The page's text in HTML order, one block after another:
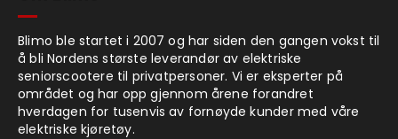
Blimo ble startet i 2007 og har siden den gangen vokst til
å bli Nordens største leverandør av elektriske
seniorscootere til privatpersoner. Vi er eksperter på
området og har opp gjennom årene forandret
hverdagen for tusenvis av fornøyde kunder med våre
elektriske kjøretøy.